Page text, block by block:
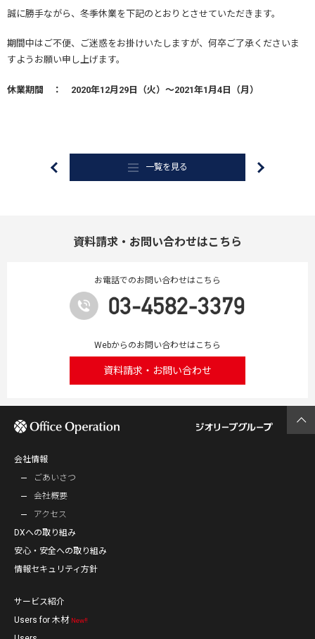
誠に勝手ながら、冬季休業を下記のとおりとさせていただきます。
期間中はご不便、ご迷惑をお掛けいたしますが、何卒ご了承くださいま
すようお願い申し上げます。
休業期間 ： 2020年12月29日（火）～2021年1月4日（月）
一覧を見る
資料請求・お問い合わせはこちら
お電話でのお問い合わせはこちら
Webからのお問い合わせはこちら
資料請求・お問い合わせ
会社情報
ごあいさつ
会社概要
アクセス
DXへの取り組み
安心・安全への取り組み
情報セキュリティ方針
サービス紹介
Users for 木材 New‼